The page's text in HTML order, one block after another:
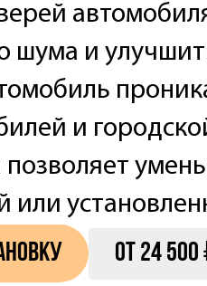
шума и
и
или
от 24